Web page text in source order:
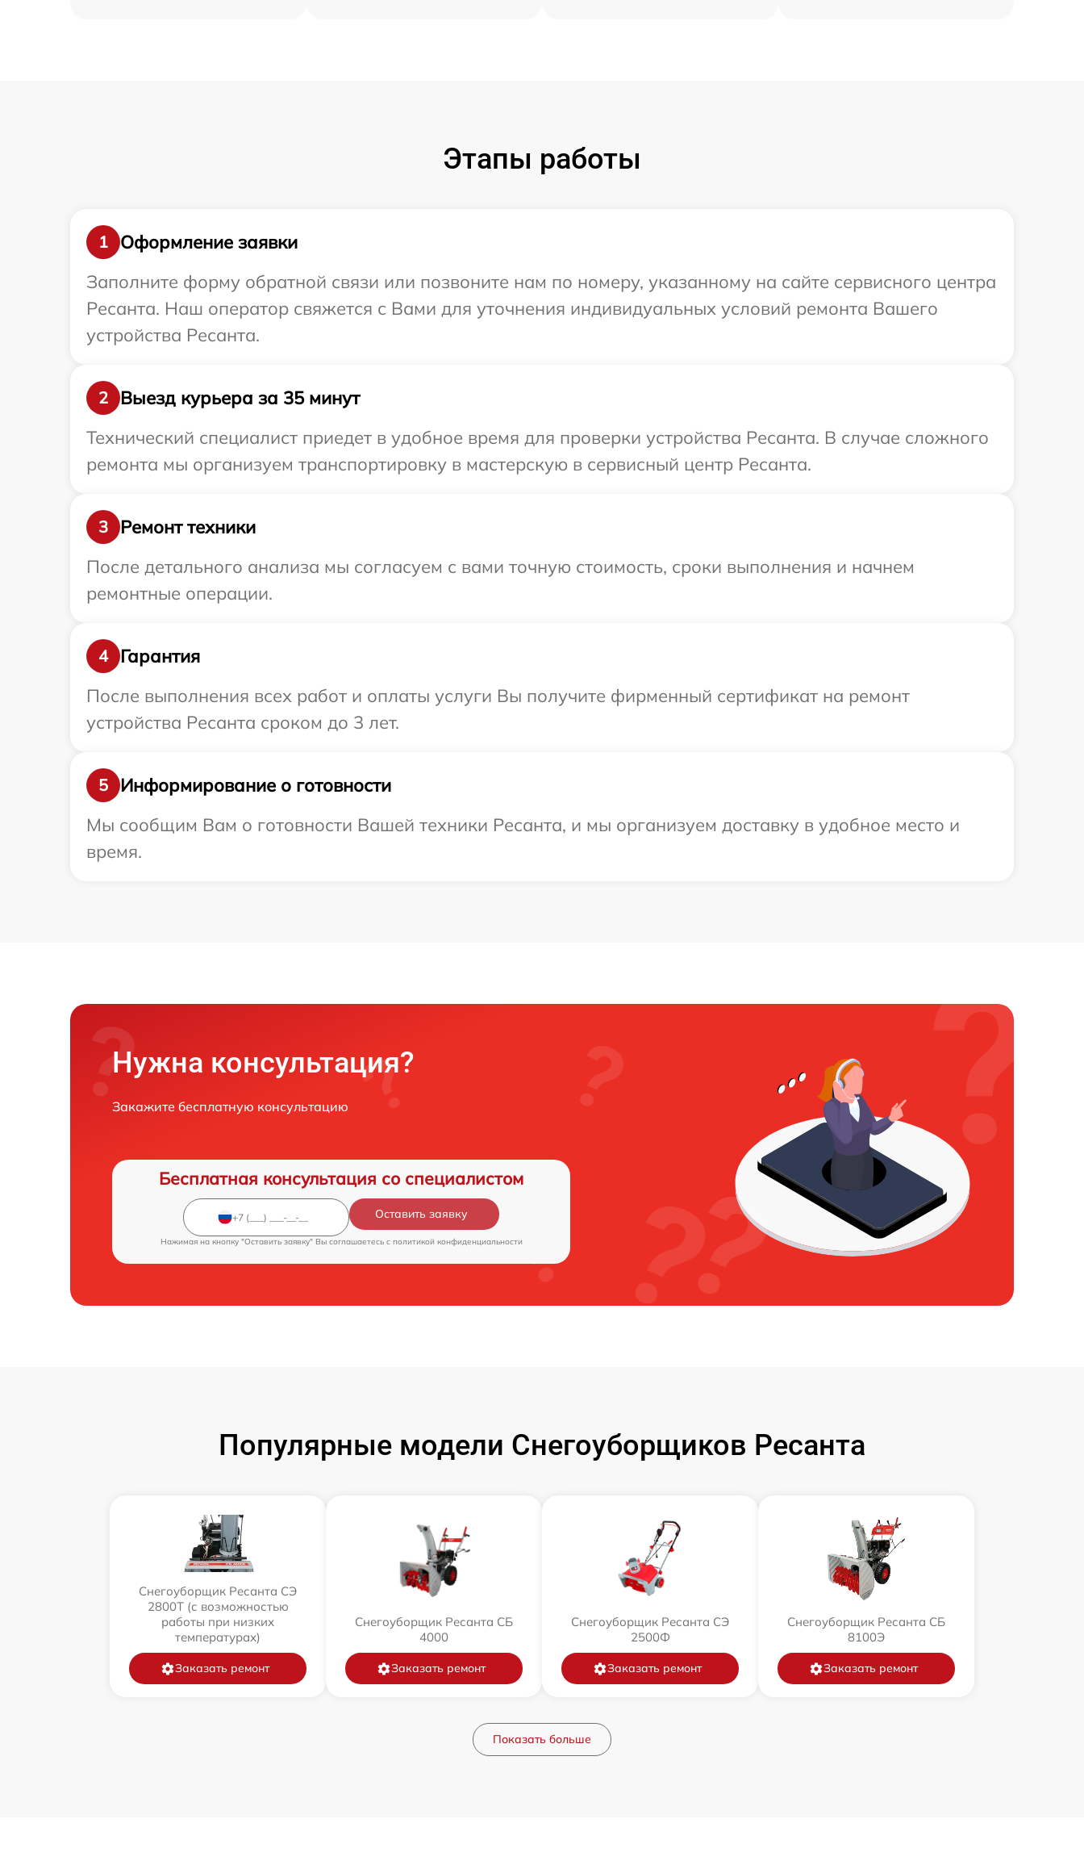
Этапы работы
1
Оформление заявки
Заполните форму обратной связи или позвоните нам по номеру, указанному на сайте сервисного центра
Ресанта. Наш оператор свяжется с Вами для уточнения индивидуальных условий ремонта Вашего
устройства Ресанта.
2
Выезд курьера за 35 минут
Технический специалист приедет в удобное время для проверки устройства Ресанта. В случае сложного
ремонта мы организуем транспортировку в мастерскую в сервисный центр Ресанта.
3
Ремонт техники
После детального анализа мы согласуем с вами точную стоимость, сроки выполнения и начнем
ремонтные операции.
4
Гарантия
После выполнения всех работ и оплаты услуги Вы получите фирменный сертификат на ремонт
устройства Ресанта сроком до 3 лет.
5
Информирование о готовности
Мы сообщим Вам о готовности Вашей техники Ресанта, и мы организуем доставку в удобное место и
время.
Нужна консультация?
Закажите бесплатную консультацию
Бесплатная консультация со специалистом
Оставить заявку
Нажимая на кнопку "Оставить заявку" Вы соглашаетесь c политикой конфиденциальности
Популярные модели Снегоуборщиков Ресанта
Снегоуборщик Ресанта СЭ
2800Т (с возможностью
работы при низких
температурах)
Заказать ремонт
Снегоуборщик Ресанта СБ
4000
Заказать ремонт
Снегоуборщик Ресанта СЭ
2500Ф
Заказать ремонт
Снегоуборщик Ресанта СБ
8100Э
Заказать ремонт
Показать больше